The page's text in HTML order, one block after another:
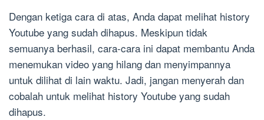
Dengan ketiga cara di atas, Anda dapat melihat history
Youtube yang sudah dihapus. Meskipun tidak
semuanya berhasil, cara-cara ini dapat membantu Anda
menemukan video yang hilang dan menyimpannya
untuk dilihat di lain waktu. Jadi, jangan menyerah dan
cobalah untuk melihat history Youtube yang sudah
dihapus.